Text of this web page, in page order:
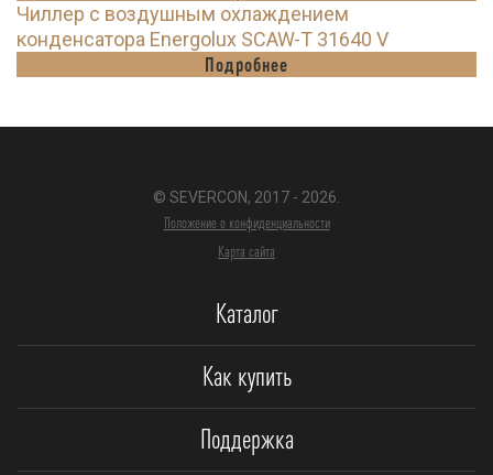
Чиллер с воздушным охлаждением
конденсатора Energolux SCAW-T 31640 V
Подробнее
© SEVERCON, 2017 - 2026.
Положение о конфиденциальности
Карта сайта
Каталог
Как купить
Поддержка